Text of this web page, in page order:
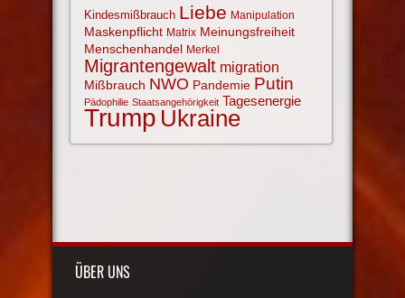
Kindesmißbrauch Liebe Manipulation
Maskenpflicht Matrix Meinungsfreiheit
Menschenhandel Merkel
Migrantengewalt migration
Mißbrauch NWO Pandemie Putin
Pädophilie Staatsangehörigkeit Tagesenergie
Trump Ukraine
ÜBER UNS